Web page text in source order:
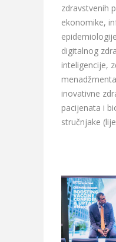
zdravstvenih
ekonomike,
digitalnog
inteligencije,
inovativne
pacijenata i
stručnjake